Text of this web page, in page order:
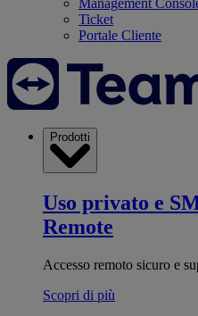
Management
Ticket
Portale Cliente
Prodotti
Uso privato e
Remote
Accesso remoto sicuro e
Scopri di più